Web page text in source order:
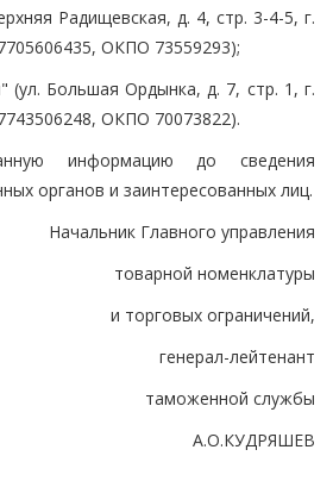
Радищевская, д. 4, стр. 3-4-5, г.
ОКПО 73559293);
Большая Ордынка, д. 7, стр. 1, г.
ОКПО 70073822).
информацию до сведения
органов и заинтересованных лиц.
Начальник Главного управления
товарной номенклатуры
и торговых ограничений,
генерал-лейтенант
таможенной службы
А.О.КУДРЯШЕВ